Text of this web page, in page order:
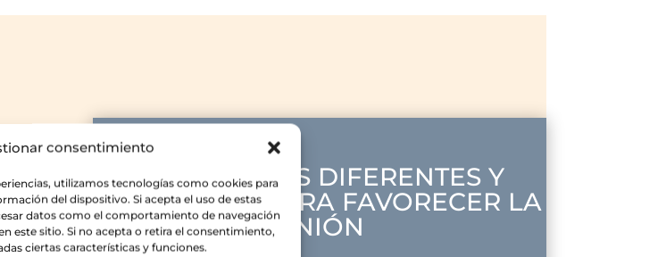
consentimiento
utilizamos tecnologías como cookies para
del dispositivo. Si acepta el uso de estas
datos como el comportamiento de navegación
este sitio. Si no acepta o retira el consentimiento,
ciertas características y funciones.
tus
ACTIVIDADES DIFERENTES Y
DIVERTIDAS PARA FAVORECER LA
UNIÓN